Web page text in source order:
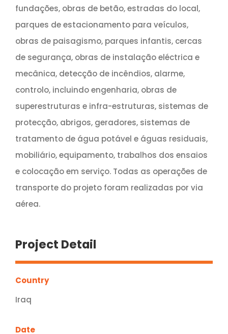
fundações, obras de betão, estradas do local,
parques de estacionamento para veículos,
obras de paisagismo, parques infantis, cercas
de segurança, obras de instalação eléctrica e
mecânica, detecção de incêndios, alarme,
controlo, incluindo engenharia, obras de
superestruturas e infra-estruturas, sistemas de
protecção, abrigos, geradores, sistemas de
tratamento de água potável e águas residuais,
mobiliário, equipamento, trabalhos dos ensaios
e colocação em serviço. Todas as operações de
transporte do projeto foram realizadas por via
aérea.
Project Detail
Country
Iraq
Date